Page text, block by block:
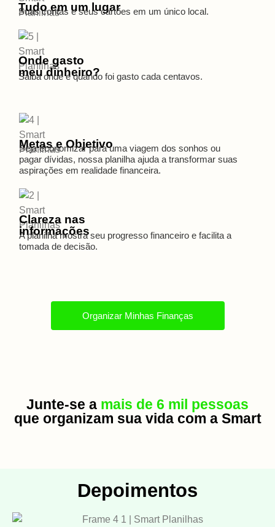
Tudo em um lugar
Suas contas e seus cartões em um único local.
Onde gasto
meu dinheiro?
Saiba onde e quando foi gasto cada centavos.
Metas e Objetivo
Seja economizar para uma viagem dos sonhos ou
pagar dívidas, nossa planilha ajuda a transformar suas
aspirações em realidade financeira.
Clareza nas
informações
A planilha mostra seu progresso financeiro e facilita a
tomada de decisão.
Organizar Minhas Finanças
Junte-se a mais de 6 mil pessoas
que organizam sua vida com a Smart
Depoimentos